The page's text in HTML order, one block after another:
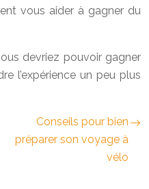
vous aider à gagner du
devriez pouvoir gagner
l’expérience un peu plus
Conseils pour bien
préparer son voyage à
vélo